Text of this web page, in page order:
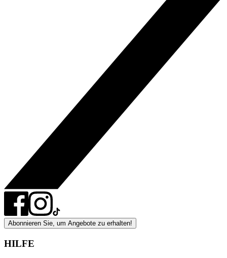
Abonnieren Sie, um Angebote zu erhalten!
HILFE